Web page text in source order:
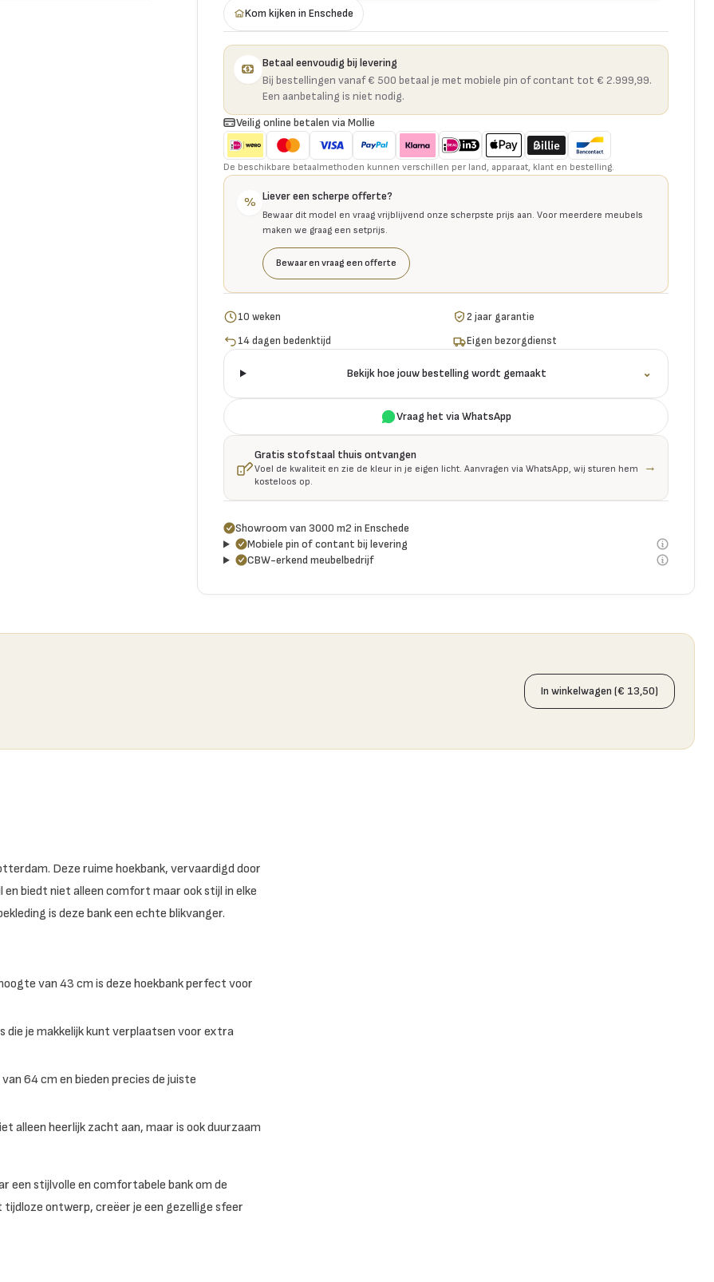
Kom kijken in Enschede
Betaal eenvoudig bij levering
Bij bestellingen vanaf € 500 betaal je met mobiele pin of contant tot € 2.999,99.
Een aanbetaling is niet nodig.
Veilig online betalen via Mollie
De beschikbare betaalmethoden kunnen verschillen per land, apparaat, klant en bestelling.
% Liever een scherpe offerte?
Bewaar dit model en vraag vrijblijvend onze scherpste prijs aan. Voor meerdere meubels
maken we graag een setprijs.
Bewaar en vraag een offerte
10 weken
2 jaar garantie
14 dagen bedenktijd
Eigen bezorgdienst
Bekijk hoe jouw bestelling wordt gemaakt ⌄
Vraag het via WhatsApp
Gratis stofstaal thuis ontvangen
Voel de kwaliteit en zie de kleur in je eigen licht. Aanvragen via WhatsApp, wij sturen hem
kosteloos op.
→
Showroom van 3000 m2 in Enschede
Mobiele pin of contant bij levering
CBW-erkend meubelbedrijf
In winkelwagen (€ 13,50)
Deze ruime hoekbank, vervaardigd door
biedt niet alleen comfort maar ook stijl in elke
is deze bank een echte blikvanger.
van 43 cm is deze hoekbank perfect voor
die je makkelijk kunt verplaatsen voor extra
64 cm en bieden precies de juiste
alleen heerlijk zacht aan, maar is ook duurzaam
een stijlvolle en comfortabele bank om de
ontwerp, creëer je een gezellige sfeer